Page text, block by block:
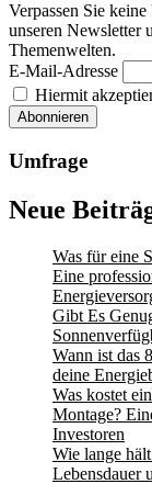
Verpassen Sie
unseren Newsletter
Themenwelten.
E-Mail-Adresse
Hiermit
Umfrage
Neue
Was für eine
Eine
Gibt Es
Wann ist das
deine
Was kostet
Montage?
Investoren
Wie lange
Lebensdauer